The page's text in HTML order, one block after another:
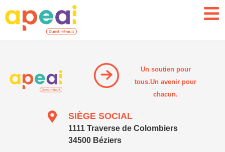
Un soutien pour
tous.Un avenir pour
chacun.
SIÈGE SOCIAL
1111 Traverse de Colombiers
34500 Béziers